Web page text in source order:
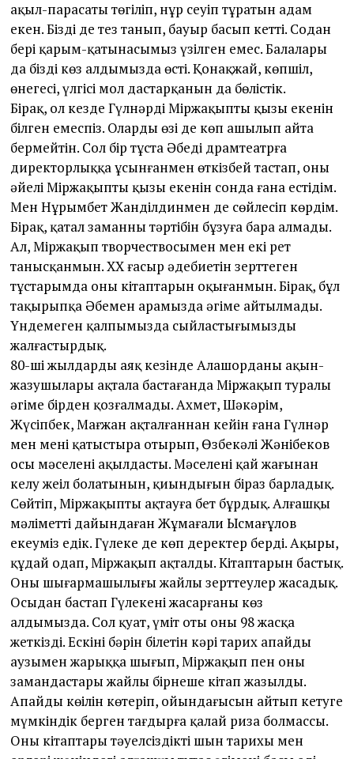
ақыл-парасаты төгіліп, нұр сеуіп тұратын адам
екен. Бізді де тез танып, бауыр басып кетті. Содан
бері қарым-қатынасымыз үзілген емес. Балалары
да біздің көз алдымызда өсті. Қонақжай, көпшіл,
өнегесі, үлгісі мол дастарқанын да бөлістік.
Бірақ, ол кезде Гүлнәрдің Міржақыптың қызы екенін
білген емеспіз. Олардың өзі де көп ашылып айта
бермейтін. Сол бір тұста Әбеңді драмтеатрға
директорлыққа ұсынғанмен өткізбей тастап, оның
әйелі Міржақыптың қызы екенін сонда ғана естідім.
Мен Нұрымбет Жанділдинмен де сөйлесіп көрдім.
Бірақ, қатал заманның тәртібін бұзуға бара алмады.
Ал, Міржақып творчествосымен мен екі рет
танысқанмын. ХХ ғасыр әдебиетін зерттеген
тұстарымда оның кітаптарын оқығанмын. Бірақ, бұл
тақырыпқа Әбеңмен арамызда әңгіме айтылмады.
Үндемеген қалпымызда сыйластығымызды
жалғастырдық.
80-ші жылдардың аяқ кезінде Алашорданың ақын-
жазушылары ақтала бастағанда Міржақып туралы
әңгіме бірден қозғалмады. Ахмет, Шәкәрім,
Жүсіпбек, Мағжан ақталғаннан кейін ғана Гүлнәр
мен мені қатыстыра отырып, Өзбекәлі Жәнібеков
осы мәселені ақылдасты. Мәселенің қай жағынан
келу жеңіл болатынын, қиындығын біраз барладық.
Сөйтіп, Міржақыпты ақтауға бет бұрдық. Алғашқы
мәліметті дайындаған Жұмағали Ысмағұлов
екеуміз едік. Гүлекең де көп деректер берді. Ақыры,
құдай оңдап, Міржақып ақталды. Кітаптарын бастық.
Оның шығармашылығы жайлы зерттеулер жасадық.
Осыдан бастап Гүлекеңнің жасарғаны көз
алдымызда. Сол қуат, үміт оты оны 98 жасқа
жеткізді. Ескінің бәрін білетін кәрі тарих апайдың
аузымен жарыққа шығып, Міржақып пен оның
замандастары жайлы бірнеше кітап жазылды.
Апайдың көңілін көтеріп, ойындағысын айтып кетуге
мүмкіндік берген тағдырға қалай риза болмассың.
Оның кітаптары тәуелсіздіктің шын тарихы мен